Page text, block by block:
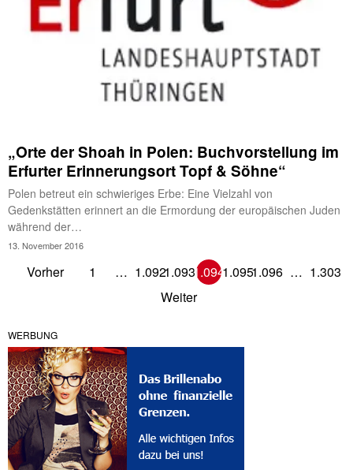
„Orte der Shoah in Polen: Buchvorstellung im
Erfurter Erinnerungsort Topf & Söhne“
Polen betreut ein schwieriges Erbe: Eine Vielzahl von
Gedenkstätten erinnert an die Ermordung der europäischen Juden
während der…
13. November 2016
Vorher 1 … 1.0921.0931.0941.0951.096 … 1.303
Weiter
WERBUNG